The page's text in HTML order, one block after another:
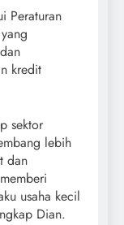
Peraturan
kredit
sektor
lebih
dan
usaha kecil
Dian.